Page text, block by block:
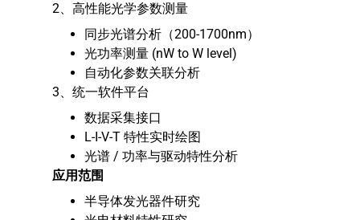
2、高性能光学参数测量
同步光谱分析（200-1700nm）
光功率测量 (nW to W level)
自动化参数关联分析
3、统一软件平台
数据采集接口
L-I-V-T 特性实时绘图
光谱 / 功率与驱动特性分析
应用范围
半导体发光器件研究